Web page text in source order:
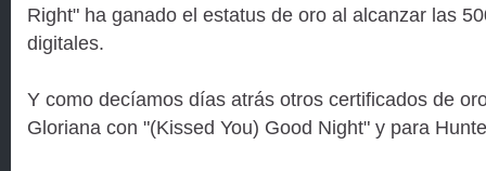
Right" ha ganado el estatus de oro al alcanzar las
digitales.
Y como decíamos días atrás otros certificados de
Gloriana con "(Kissed You) Good Night" y para